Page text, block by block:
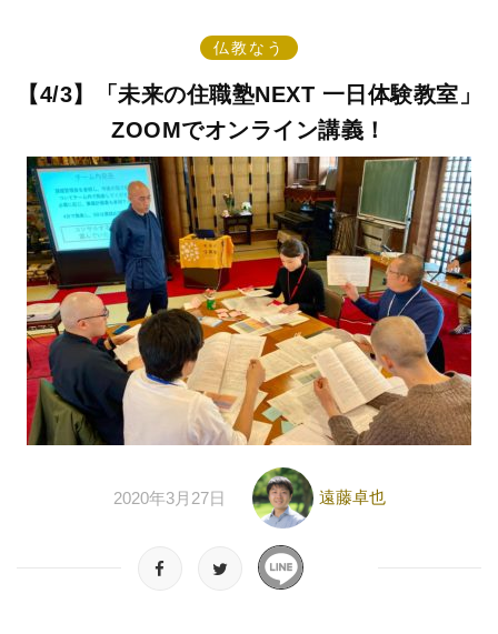
仏教なう
【4/3】「未来の住職塾NEXT 一日体験教室」
ZOOMでオンライン講義！
2020年3月27日 遠藤卓也